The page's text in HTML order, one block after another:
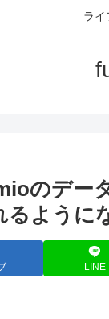
ライ
のデー
るように
LINE